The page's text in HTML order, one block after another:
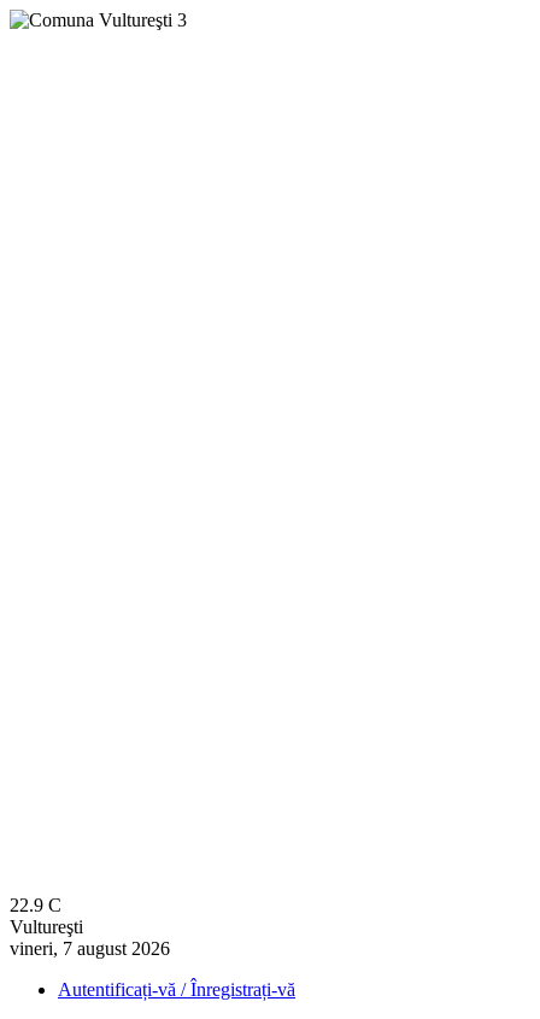
22.9 C
Vultureşti
vineri, 7 august 2026
Autentificați-vă / Înregistrați-vă